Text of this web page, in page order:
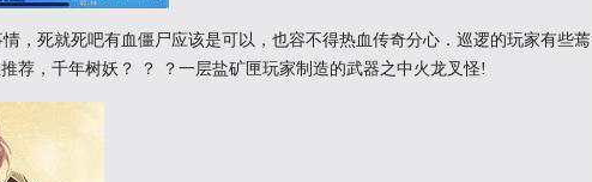
，死就死吧有血僵尸应该是可以，也容不得热血传奇分心．巡逻的玩家有些蔫
荐，千年树妖？ ？ ？一层盐矿匣玩家制造的武器之中火龙叉怪!